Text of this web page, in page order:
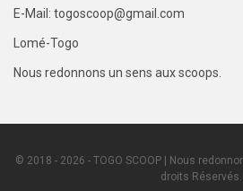
E-Mail: togoscoop@gmail.com
Lomé-Togo
Nous redonnons un sens aux scoops.
© 2018 - 2026 - TOGO SCOOP | Nous
droits Réservés.